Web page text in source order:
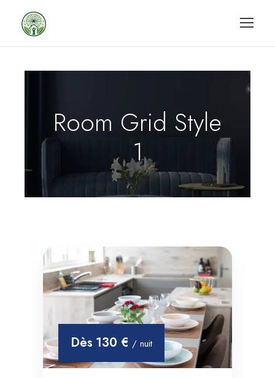
Room Grid Style
1
Dès 130 € / nuit